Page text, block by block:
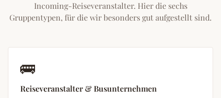
Incoming-Reiseveranstalter. Hier die sechs
Gruppentypen, für die wir besonders gut aufgestellt sind.
🚌
Reiseveranstalter & Busunternehmen